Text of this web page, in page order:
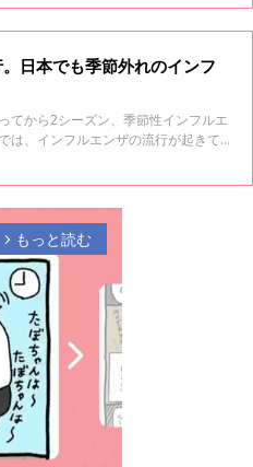
日本でも季節外れのインフ
てから2シーズン、季節性インフルエ
は、インフルエンザの流行が起きて
arrow_forward_ios もっと読む